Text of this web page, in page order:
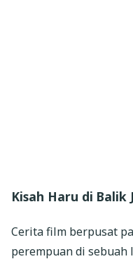
Kisah Haru di Balik
Cerita film berpusat
perempuan di sebuah